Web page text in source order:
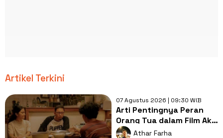
Artikel Terkini
07 Agustus 2026 | 09:30 WIB
Arti Pentingnya Peran
Orang Tua dalam Film Aku
Sebelum Aku
Athar Farha